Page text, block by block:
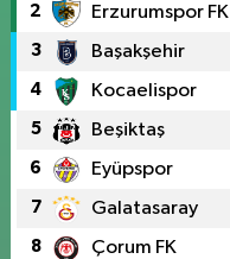
2 Erzurumspor FK
3 Başakşehir
4 Kocaelispor
5 Beşiktaş
6 Eyüpspor
7 Galatasaray
8 Çorum FK